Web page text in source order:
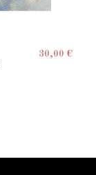
30,00 €